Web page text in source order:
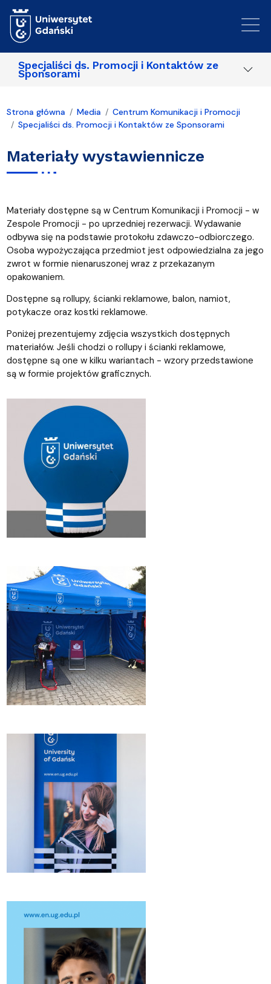
Specjaliści ds. Promocji i Kontaktów ze
Sponsorami
Strona główna Media
Centrum Komunikacji i Promocji
Specjaliści ds. Promocji i Kontaktów ze Sponsorami
Materiały wystawiennicze
Materiały dostępne są w Centrum Komunikacji i Promocji - w
Zespole Promocji - po uprzedniej rezerwacji. Wydawanie
odbywa się na podstawie protokołu zdawczo-odbiorczego.
Osoba wypożyczająca przedmiot jest odpowiedzialna za jego
zwrot w formie nienaruszonej wraz z przekazanym
opakowaniem.
Dostępne są rollupy, ścianki reklamowe, balon, namiot,
potykacze oraz kostki reklamowe.
Poniżej prezentujemy zdjęcia wszystkich dostępnych
materiałów. Jeśli chodzi o rollupy i ścianki reklamowe,
dostępne są one w kilku wariantach - wzory przedstawione
są w formie projektów graficznych.